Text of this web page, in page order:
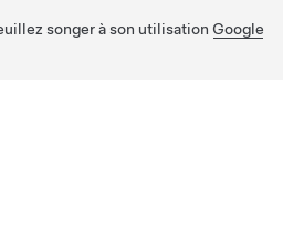
songer à son utilisation Google